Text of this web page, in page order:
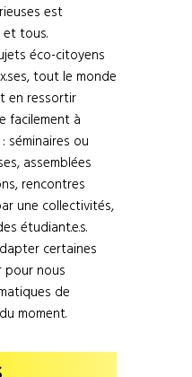
est
tous.
éco-citoyens
tout le monde
en ressortir
facilement à
séminaires ou
assemblées
rencontres
une collectivités,
étudiant.e.s.
certaines
nous
de
moment.